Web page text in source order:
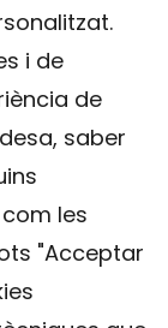
i de
de
saber
les
"Acceptar